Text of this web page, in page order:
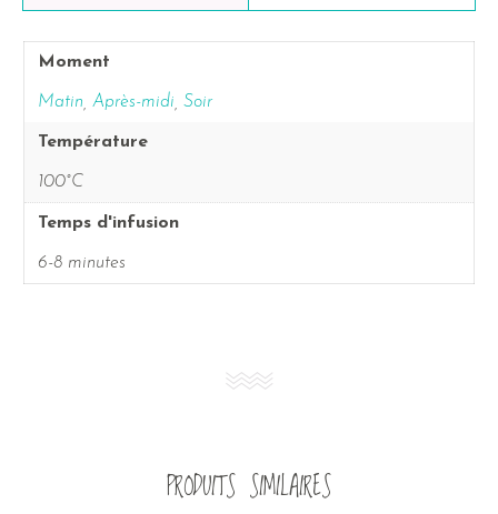
Moment
Matin Après-midi Soir
Température
100°C
Temps d'infusion
6-8 minutes
PRODUITS SIMILAIRES